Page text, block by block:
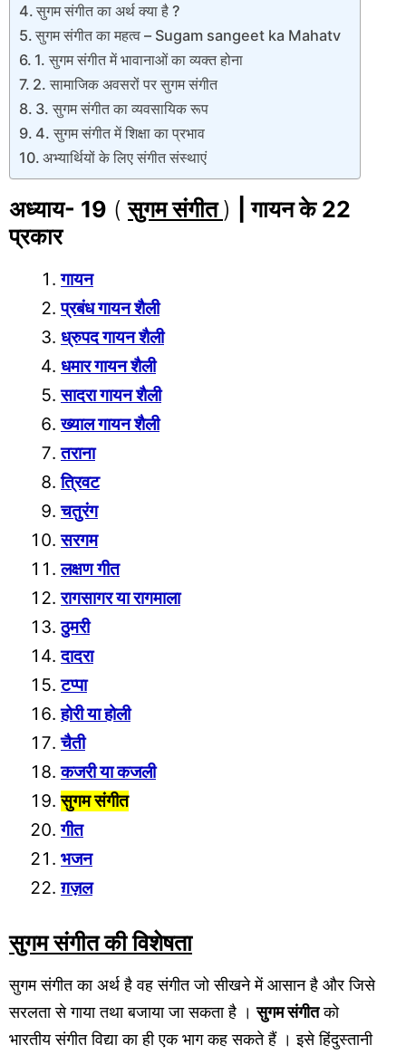
सुगम संगीत का अर्थ क्या है ?
सुगम संगीत का महत्व – Sugam sangeet ka Mahatv
1. सुगम संगीत में भावानाओं का व्यक्त होना
2. सामाजिक अवसरों पर सुगम संगीत
3. सुगम संगीत का व्यवसायिक रूप
4. सुगम संगीत में शिक्षा का प्रभाव
अभ्यार्थियों के लिए संगीत संस्थाएं
अध्याय- 19 (सुगम संगीत) |गायन के 22
प्रकार
गायन
प्रबंध गायन शैली
ध्रुपद गायन शैली
धमार गायन शैली
सादरा गायन शैली
ख्याल गायन शैली
तराना
त्रिवट
चतुरंग
सरगम
लक्षण गीत
रागसागर या रागमाला
ठुमरी
दादरा
टप्पा
होरी या होली
चैती
कजरी या कजली
सुगम संगीत
गीत
भजन
ग़ज़ल
सुगम संगीत की विशेषता
सुगम संगीत का अर्थ है वह संगीत जो सीखने में आसान है और जिसे
सरलता से गाया तथा बजाया जा सकता है ।सुगम संगीतको
भारतीय संगीत विद्या का ही एक भाग कह सकते हैं । इसे हिंदुस्तानी